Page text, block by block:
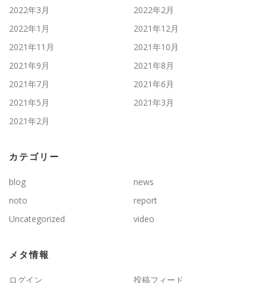
2022年3月
2022年2月
2022年1月
2021年12月
2021年11月
2021年10月
2021年9月
2021年8月
2021年7月
2021年6月
2021年5月
2021年3月
2021年2月
カテゴリー
blog
news
noto
report
Uncategorized
video
メタ情報
ログイン 投稿フィード